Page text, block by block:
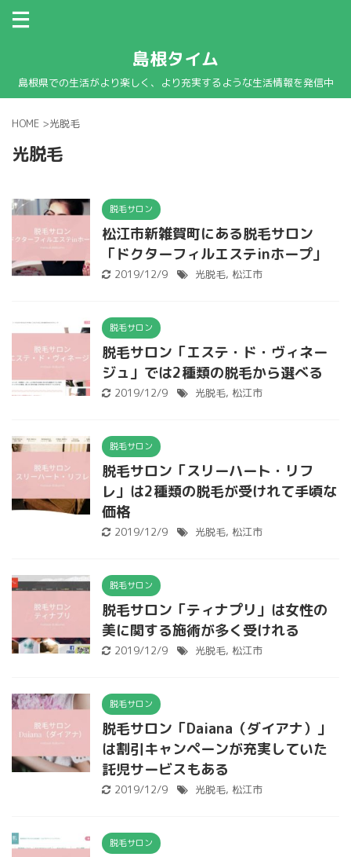
島根タイム
島根県での生活がより楽しく、より充実するような生活情報を発信中
HOME >光脱毛
光脱毛
脱毛サロン
松江市新雑賀町にある脱毛サロン
「ドクターフィルエステinホープ」
2019/12/9 光脱毛, 松江市
脱毛サロン
脱毛サロン「エステ・ド・ヴィネー
ジュ」では2種類の脱毛から選べる
2019/12/9 光脱毛, 松江市
脱毛サロン
脱毛サロン「スリーハート・リフ
レ」は2種類の脱毛が受けれて手頃な
価格
2019/12/9 光脱毛, 松江市
脱毛サロン
脱毛サロン「ティナプリ」は女性の
美に関する施術が多く受けれる
2019/12/9 光脱毛, 松江市
脱毛サロン
脱毛サロン「Daiana（ダイアナ）」
は割引キャンペーンが充実していた
託児サービスもある
2019/12/9 光脱毛, 松江市
脱毛サロン